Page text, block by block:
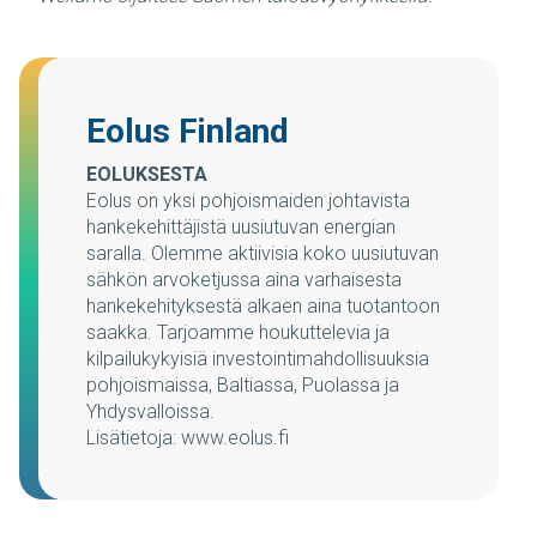
Eolus Finland
EOLUKSESTA
Eolus on yksi pohjoismaiden johtavista
hankekehittäjistä uusiutuvan energian
saralla. Olemme aktiivisia koko uusiutuvan
sähkön arvoketjussa aina varhaisesta
hankekehityksestä alkaen aina tuotantoon
saakka. Tarjoamme houkuttelevia ja
kilpailukykyisiä investointimahdollisuuksia
pohjoismaissa, Baltiassa, Puolassa ja
Yhdysvalloissa.
Lisätietoja: www.eolus.fi